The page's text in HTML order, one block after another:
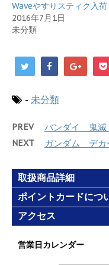
い
ウ
ィ
ン
ド
開
ま
し
て
く
新
い
で
開
き
ま
Waveやすりスティク入荷
2016年7月1日
未分類
- 未分類
PREV バンダイ 鬼
NEXT ガンダム デ
取扱商品詳細
ポイントカードにつ
アクセス
営業日カレンダー